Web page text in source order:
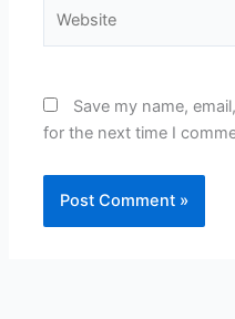
Save my name,
for the next time I